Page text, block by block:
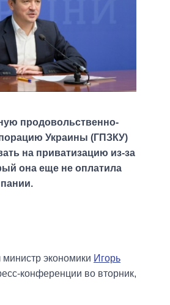
продовольственно-
Украины (ГПЗКУ)
на приватизацию из-за
она еще не оплатила
экономики Игорь
конференции во вторник,